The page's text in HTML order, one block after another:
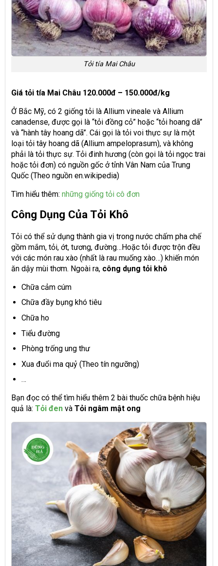
Tỏi tía Mai Châu
Giá tỏi tía Mai Châu 120.000đ – 150.000đ/kg
Ở Bắc Mỹ, có 2 giống tỏi là Allium vineale và Allium
canadense, được gọi là “tỏi đồng cỏ” hoặc “tỏi hoang dã”
và “hành tây hoang dã”. Cái gọi là tỏi voi thực sự là một
loại tỏi tây hoang dã (Allium ampeloprasum), và không
phải là tỏi thực sự. Tỏi đinh hương (còn gọi là tỏi ngọc trai
hoặc tỏi đơn) có nguồn gốc ở tỉnh Vân Nam của Trung
Quốc (Theo nguồn en.wikipedia)
Tìm hiểu thêm: những giống tỏi cô đơn
Công Dụng Của Tỏi Khô
Tỏi có thể sử dụng thành gia vị trong nước chấm pha chế
gồm mắm, tỏi, ớt, tương, đường…Hoặc tỏi được trộn đều
với các món rau xào (nhất là rau muống xào…) khiến món
ăn dậy mùi thơm. Ngoài ra, công dụng tỏi khô
Chữa cảm cúm
Chữa đầy bụng khó tiêu
Chữa ho
Tiểu đường
Phòng trống ung thư
Xua đuổi ma quỷ (Theo tín ngưỡng)
…
Bạn đọc có thể tìm hiểu thêm 2 bài thuốc chữa bệnh hiệu
quả là: Tỏi đen và Tỏi ngâm mật ong